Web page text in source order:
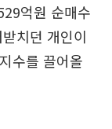
억원 순매수
치던 개인이
수를 끌어올